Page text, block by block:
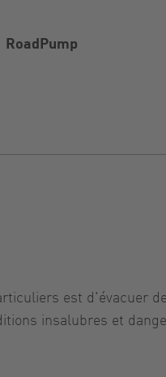
RoadPump
est d'évacuer
insalubres et